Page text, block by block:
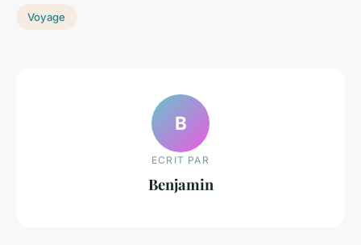
Voyage
B
ECRIT PAR
Benjamin